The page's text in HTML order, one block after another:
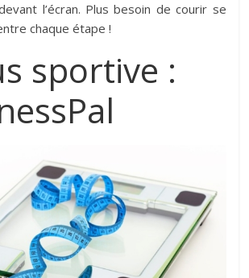
l’écran. Plus besoin de courir se
chaque étape !
sportive :